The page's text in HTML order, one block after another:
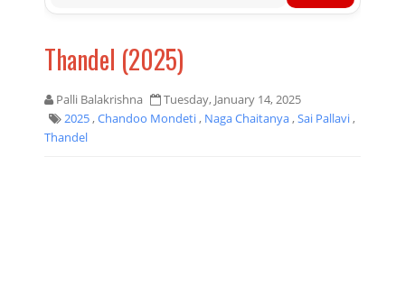
Thandel (2025)
Palli Balakrishna
Tuesday, January 14, 2025
2025,Chandoo Mondeti, Naga Chaitanya,Sai Pallavi,
Thandel